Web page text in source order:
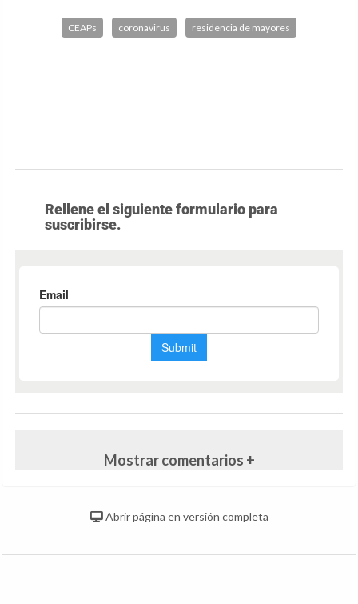
CEAPs coronavirus residencia de mayores
Rellene el siguiente formulario para
suscribirse.
Mostrar comentarios +
Abrir página en versión completa